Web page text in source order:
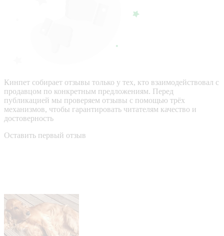
Кинпет собирает отзывы только у тех, кто взаимодействовал с
продавцом по конкретным предложениям. Перед
публикацией мы проверяем отзывы с помощью трёх
механизмов, чтобы гарантировать читателям качество и
достоверность
Оставить первый отзыв